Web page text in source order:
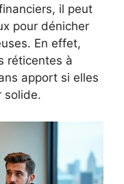
il peut
pour dénicher
En effet,
réticentes à
apport si elles
solide.